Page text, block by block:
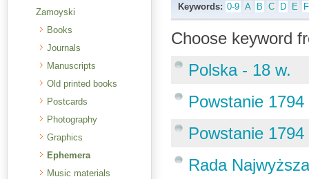
Zamoyski
Books
Journals
Manuscripts
Old printed books
Postcards
Photography
Graphics
Ephemera
Music materials
Keywords: 0-9 A B C D E F
Choose keyword
Polska - 18 w.
Powstanie
Powstanie
Rada